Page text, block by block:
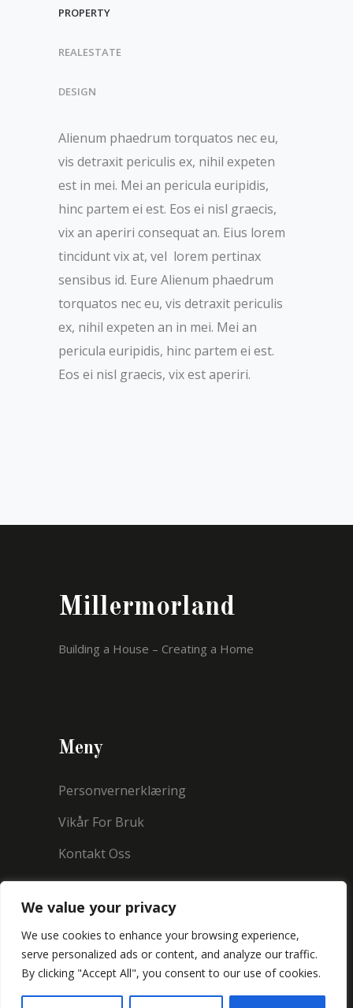
We value your privacy
We use cookies to enhance your browsing experience,
serve personalized ads or content, and analyze our traffic.
By clicking "Accept All", you consent to our use of cookies.
PROPERTY
REALESTATE
DESIGN
Alienum phaedrum torquatos nec eu,
vis detraxit periculis ex, nihil expeten
est in mei. Mei an pericula euripidis,
hinc partem ei est. Eos ei nisl graecis,
vix an aperiri consequat an. Eius lorem
tincidunt vix at, vel lorem pertinax
sensibus id. Eure Alienum phaedrum
torquatos nec eu, vis detraxit periculis
ex, nihil expeten an in mei. Mei an
pericula euripidis, hinc partem ei est.
Eos ei nisl graecis, vix est aperiri.
Millermorland
Building a House – Creating a Home
Meny
Personvernerklæring
Vikår For Bruk
Kontakt Oss